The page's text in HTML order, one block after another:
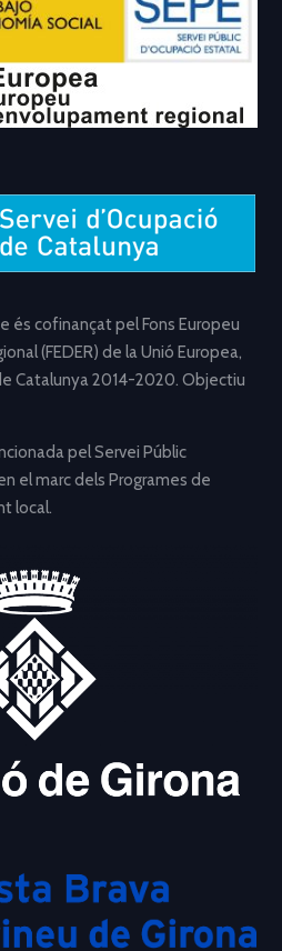
és cofinançat pel Fons Europeu
(FEDER) de la Unió Europea,
Catalunya 2014-2020. Objectiu
pel Servei Públic
el marc dels Programes de
local.